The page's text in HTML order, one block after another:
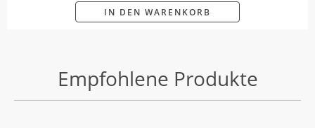
IN DEN WARENKORB
Empfohlene Produkte